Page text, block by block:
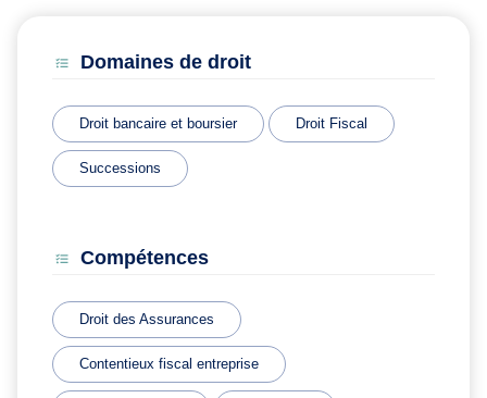
Domaines de droit
Droit bancaire et boursier Droit Fiscal
Successions
Compétences
Droit des Assurances
Contentieux fiscal entreprise